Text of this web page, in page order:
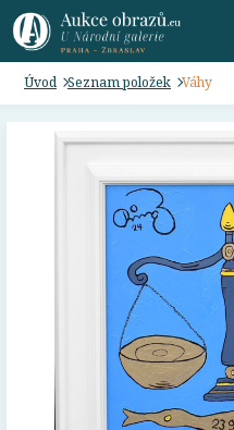
Úvod Seznam položek Váhy